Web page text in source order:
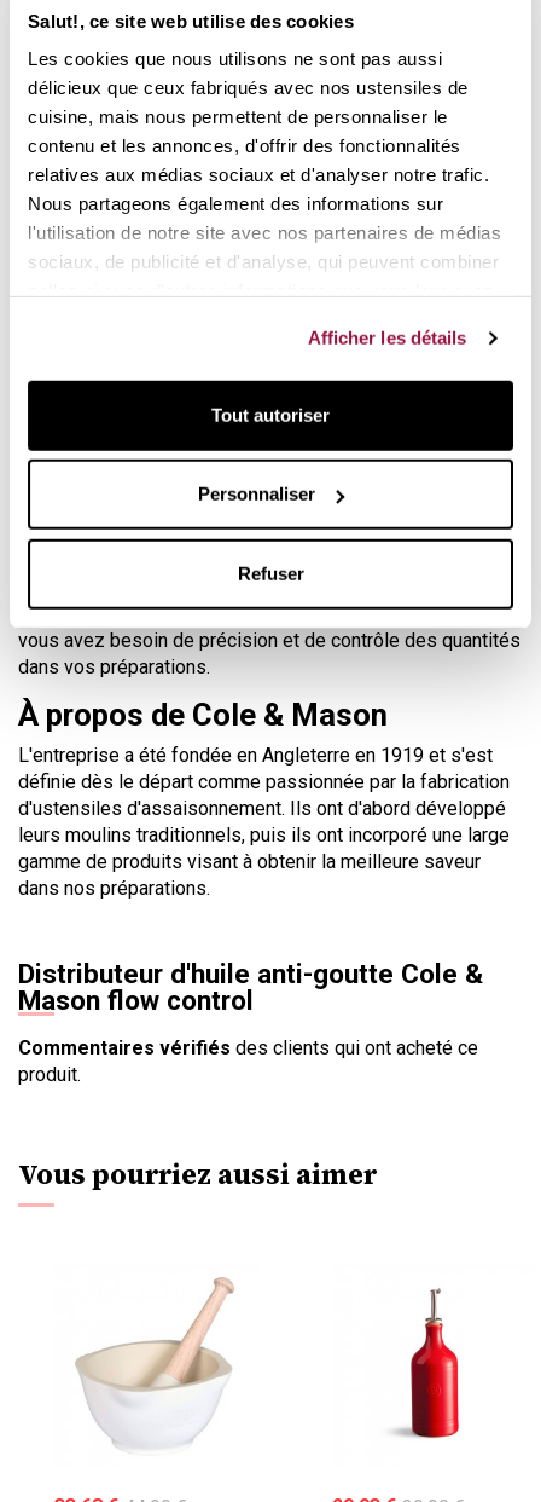
Salut!, ce site web utilise des cookies
Les cookies que nous utilisons ne sont pas aussi
délicieux que ceux fabriqués avec nos ustensiles de
cuisine, mais nous permettent de personnaliser le
contenu et les annonces, d'offrir des fonctionnalités
relatives aux médias sociaux et d'analyser notre trafic.
Nous partageons également des informations sur
l'utilisation de notre site avec nos partenaires de médias
sociaux, de publicité et d'analyse, qui peuvent combiner
Afficher les détails
Tout autoriser
Personnaliser
Refuser
vidéo suivante :
Pour faciliter la démonstration, nous avons choisi le modèle
d'une capacité de 1 litre. Le modèle que nous proposons à
la vente est de 350ml.
Mason garantit que l'huile ne s'écoule jamais de la bouteille,
ce qui évite les taches et permet à votre plan de travail de
Le design de cette burette à huile est idéal pour une
utilisation à table, très appréciée des convives pour sa
facilité d'utilisation, mais aussi dans votre cuisine lorsque
vous avez besoin de précision et de contrôle des quantités
dans vos préparations.
À propos de Cole & Mason
L'entreprise a été fondée en Angleterre en 1919 et s'est
définie dès le départ comme passionnée par la fabrication
d'ustensiles d'assaisonnement. Ils ont d'abord développé
leurs moulins traditionnels, puis ils ont incorporé une large
gamme de produits visant à obtenir la meilleure saveur
dans nos préparations.
Distributeur d'huile anti-goutte Cole &
Mason flow control
Commentaires vérifiés des clients qui ont acheté ce
produit.
Vous pourriez aussi aimer